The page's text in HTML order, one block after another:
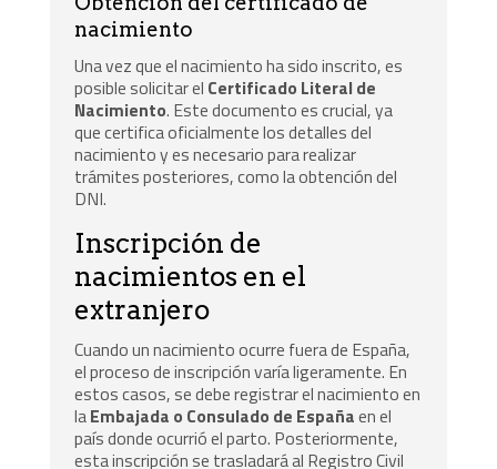
nacimiento
Una vez que el nacimiento ha sido inscrito, es
posible solicitar el Certificado Literal de
Nacimiento. Este documento es crucial, ya
que certifica oficialmente los detalles del
nacimiento y es necesario para realizar
trámites posteriores, como la obtención del
DNI.
Inscripción de
nacimientos en el
extranjero
Cuando un nacimiento ocurre fuera de España,
el proceso de inscripción varía ligeramente. En
estos casos, se debe registrar el nacimiento en
laEmbajada o Consulado de Españaen el
país donde ocurrió el parto. Posteriormente,
esta inscripción se trasladará al Registro Civil